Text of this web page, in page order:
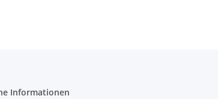
Informationen